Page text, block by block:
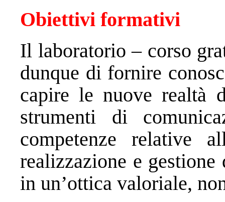
Obiettivi formativi
Il laboratorio – corso
dunque di fornire
capire le nuove realtà
strumenti di
competenze relative
realizzazione e
in un’ottica valoriale,